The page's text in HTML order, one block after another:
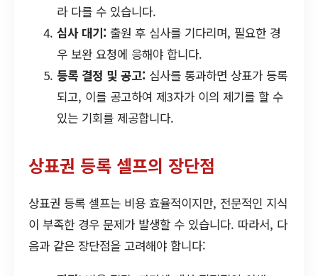
라 다를 수 있습니다.
심사 대기: 출원 후 심사를 기다리며, 필요한 경
우 보완 요청에 응해야 합니다.
등록 결정 및 공고: 심사를 통과하면 상표가 등록
되고, 이를 공고하여 제3자가 이의 제기를 할 수
있는 기회를 제공합니다.
상표권 등록 셀프의 장단점
상표권 등록 셀프는 비용 효율적이지만, 전문적인 지식
이 부족한 경우 문제가 발생할 수 있습니다. 따라서, 다
음과 같은 장단점을 고려해야 합니다: